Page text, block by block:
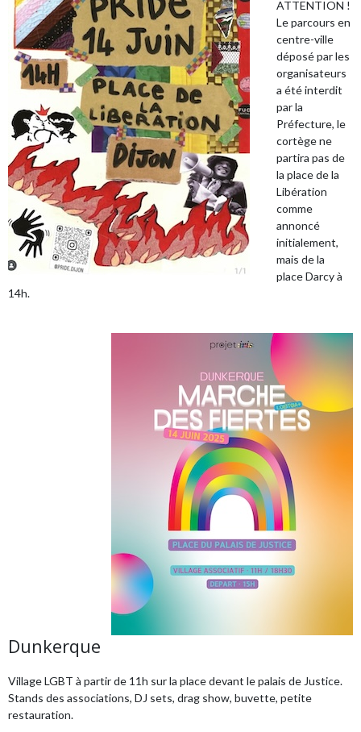
ATTENTION !
Le parcours en
centre-ville
déposé par les
organisateurs
a été interdit
par la
Préfecture, le
cortège ne
partira pas de
la place de la
Libération
comme
annoncé
initialement,
mais de la
place Darcy à
14h.
Dunkerque
Village LGBT à partir de 11h sur la place devant le palais de Justice.
Stands des associations, DJ sets, drag show, buvette, petite
restauration.